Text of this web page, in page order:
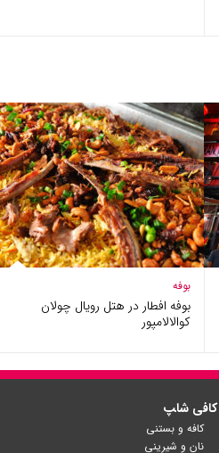
بوفه
بوفه افطار در هتل رویال چولان
کوالالامپور
کافی شا‍پ
کافه و بستنی
نان و شیرینی